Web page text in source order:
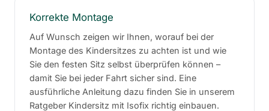
Korrekte Montage
Auf Wunsch zeigen wir Ihnen, worauf bei der
Montage des Kindersitzes zu achten ist und wie
Sie den festen Sitz selbst überprüfen können –
damit Sie bei jeder Fahrt sicher sind. Eine
ausführliche Anleitung dazu finden Sie in unserem
Ratgeber Kindersitz mit Isofix richtig einbauen.